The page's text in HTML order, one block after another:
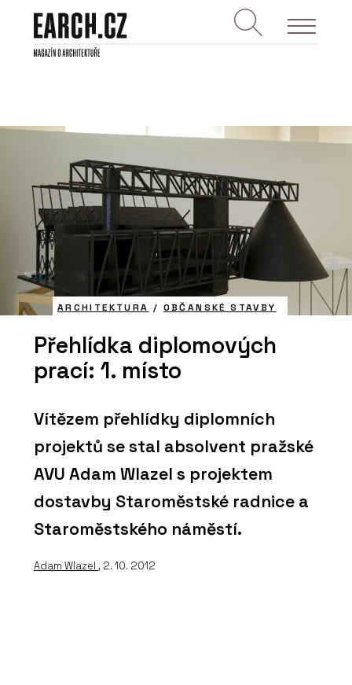
ARCHITEKTURA / OBČANSKÉ STAVBY
Přehlídka diplomových
prací: 1. místo
Vítězem přehlídky diplomních
projektů se stal absolvent pražské
AVU Adam Wlazel s projektem
dostavby Staroměstské radnice a
Staroměstského náměstí.
Adam Wlazel , 2. 10. 2012